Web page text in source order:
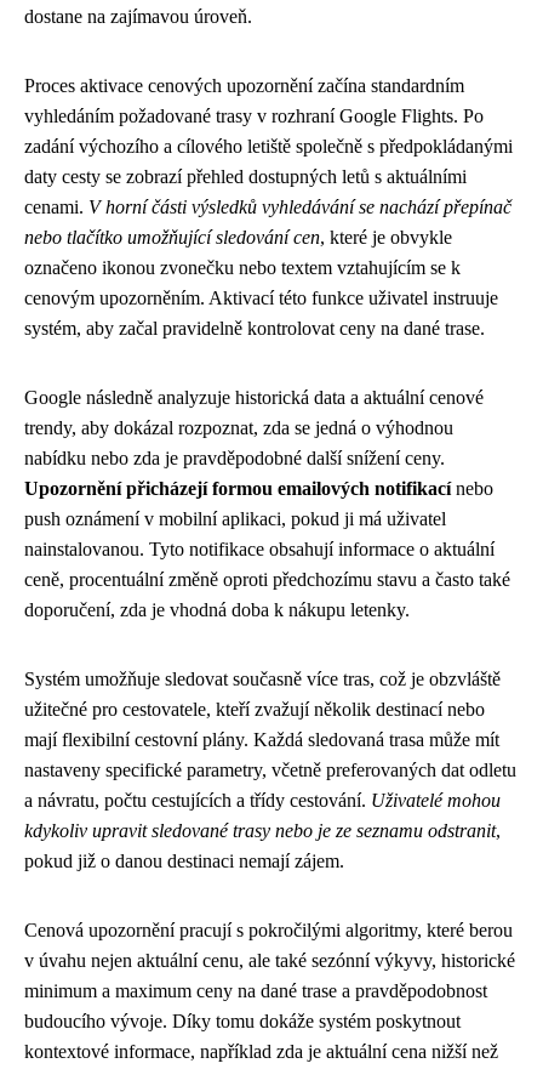
dostane na zajímavou úroveň.
Proces aktivace cenových upozornění začína standardním
vyhledáním požadované trasy v rozhraní Google Flights. Po
zadání výchozího a cílového letiště společně s předpokládanými
daty cesty se zobrazí přehled dostupných letů s aktuálními
cenami. V horní části výsledků vyhledávání se nachází přepínač
nebo tlačítko umožňující sledování cen, které je obvykle
označeno ikonou zvonečku nebo textem vztahujícím se k
cenovým upozorněním. Aktivací této funkce uživatel instruuje
systém, aby začal pravidelně kontrolovat ceny na dané trase.
Google následně analyzuje historická data a aktuální cenové
trendy, aby dokázal rozpoznat, zda se jedná o výhodnou
nabídku nebo zda je pravděpodobné další snížení ceny.
Upozornění přicházejí formou emailových notifikacínebo
push oznámení v mobilní aplikaci, pokud ji má uživatel
nainstalovanou. Tyto notifikace obsahují informace o aktuální
ceně, procentuální změně oproti předchozímu stavu a často také
doporučení, zda je vhodná doba k nákupu letenky.
Systém umožňuje sledovat současně více tras, což je obzvláště
užitečné pro cestovatele, kteří zvažují několik destinací nebo
mají flexibilní cestovní plány. Každá sledovaná trasa může mít
nastaveny specifické parametry, včetně preferovaných dat odletu
a návratu, počtu cestujících a třídy cestování. Uživatelé mohou
kdykoliv upravit sledované trasy nebo je ze seznamu odstranit,
pokud již o danou destinaci nemají zájem.
Cenová upozornění pracují s pokročilými algoritmy, které berou
v úvahu nejen aktuální cenu, ale také sezónní výkyvy, historické
minimum a maximum ceny na dané trase a pravděpodobnost
budoucího vývoje. Díky tomu dokáže systém poskytnout
kontextové informace, například zda je aktuální cena nižší než